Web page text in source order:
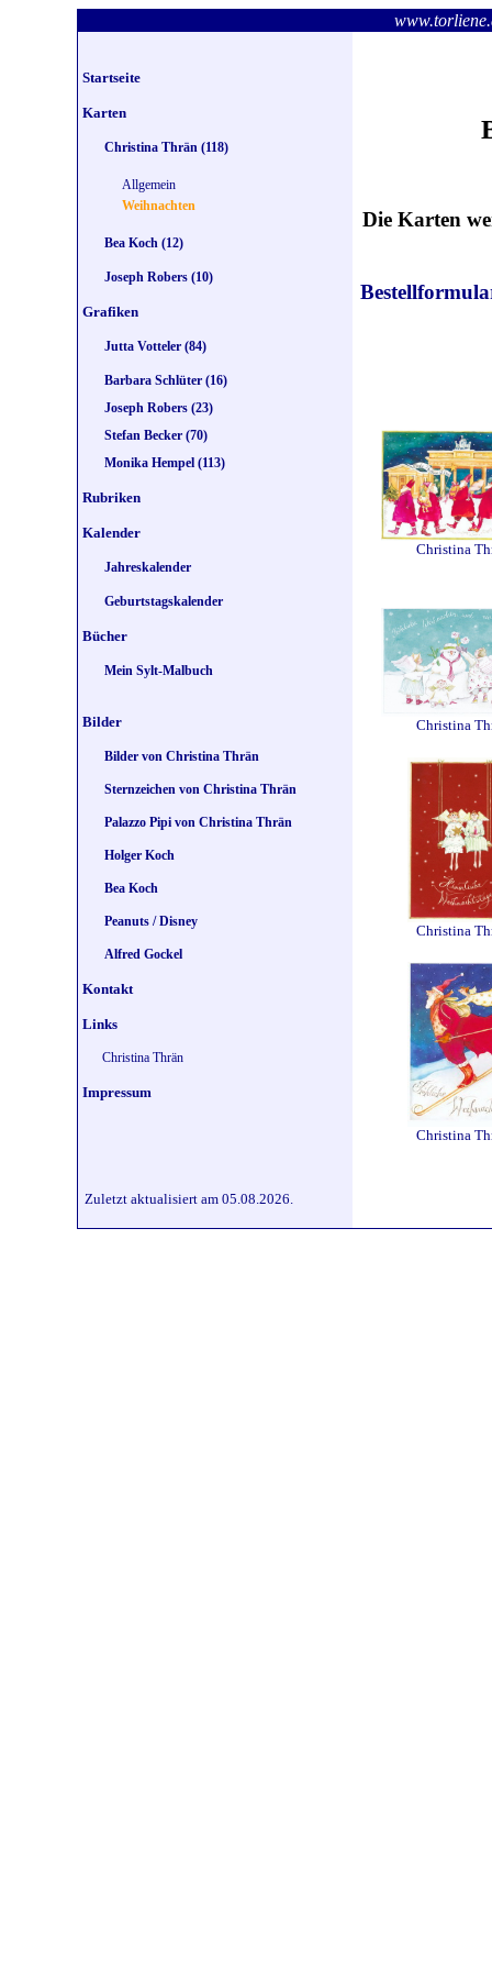
Startseite
Karten
Christina Thrän (118)
Allgemein
Weihnachten
Bea Koch (12)
Joseph Robers (10)
Grafiken
Jutta Votteler (84)
Barbara Schlüter (16)
Joseph Robers (23)
Stefan Becker (70)
Monika Hempel (113)
Rubriken
Kalender
Jahreskalender
Geburtstagskalender
Bücher
Mein Sylt-Malbuch
Bilder
Bilder von Christina Thrän
Sternzeichen von Christina Thrän
Palazzo Pipi von Christina Thrän
Holger Koch
Bea Koch
Peanuts / Disney
Alfred Gockel
Kontakt
Links
Christina Thrän
Impressum
Die Karten
Christina
Christina
Christina
Christina
Zuletzt aktualisiert am 05.08.2026.